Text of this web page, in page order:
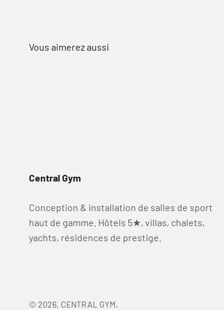
Central Gym
Conception & installation de salles de sport
haut de gamme. Hôtels 5★, villas, chalets,
yachts, résidences de prestige.
© 2026, CENTRAL GYM.